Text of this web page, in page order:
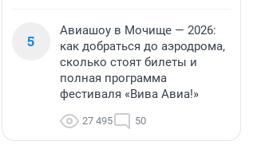
5
Авиашоу в Мочище — 2026:
как добраться до аэродрома,
сколько стоят билеты и
полная программа
фестиваля «Вива Авиа!»
27 495 50